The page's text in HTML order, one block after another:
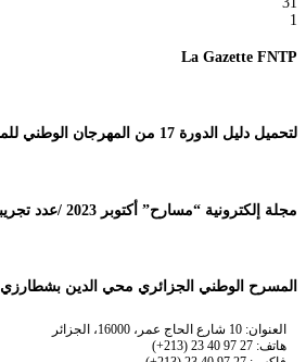
1
La Gazette FNTP
لتحميل دليل الدورة 17 من المهرجان الوطني للمسرح المحترف
مجلة إلكترونية “مسارح” أكتوبر 2023 /عدد تجريبي
المسرح الوطني الجزائري محي الدين بشطارزي
العنوان: 10 شارع الحاج عمر، 16000، الجزائر
هاتف: 27 97 40 23 (213+)